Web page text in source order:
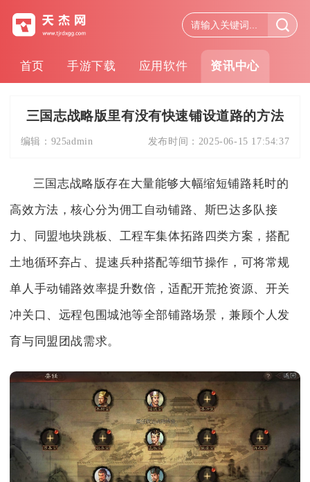
首页 手游下载 应用软件 资讯中心
三国志战略版里有没有快速铺设道路的方法
编辑： 925admin 发布时间： 2025-06-15 17:54:37
三国志战略版存在大量能够大幅缩短铺路耗时的
高效方法，核心分为佣工自动铺路、斯巴达多队接
力、同盟地块跳板、工程车集体拓路四类方案，搭配
土地循环弃占、提速兵种搭配等细节操作，可将常规
单人手动铺路效率提升数倍，适配开荒抢资源、开关
冲关口、远程包围城池等全部铺路场景，兼顾个人发
育与同盟团战需求。